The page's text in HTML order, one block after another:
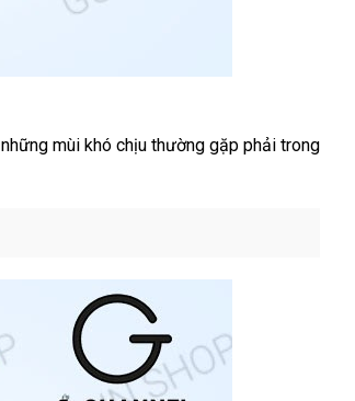
khuyến
những mùi khó chịu thường gặp phải trong